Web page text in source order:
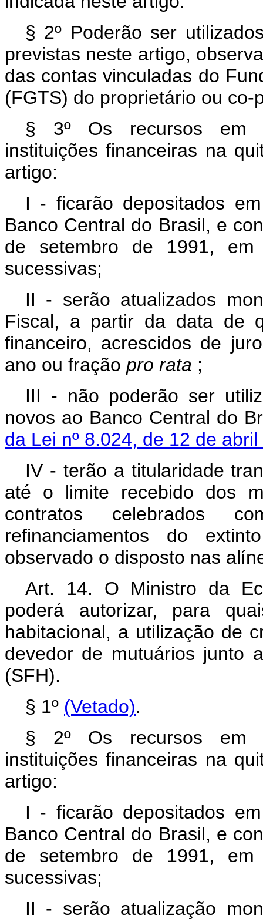
§ 2º Poderão ser
previstas neste artigo,
das contas vinculadas do
(FGTS) do proprietário ou
§ 3º Os recursos em
instituições financeiras na
artigo:
I - ficarão depositados
Banco Central do Brasil, e
de setembro de 1991,
sucessivas;
II - serão atualizados
Fiscal, a partir da data de
financeiro, acrescidos de
ano ou fração pro rata ;
III - não poderão ser
novos ao Banco Central do
da Lei nº 8.024, de 12 de
IV - terão a titularidade
até o limite recebido dos
contratos celebrados
refinanciamentos do
observado o disposto nas
Art. 14. O Ministro da
poderá autorizar, para
habitacional, a utilização de
devedor de mutuários junto
(SFH).
§ 1º (Vetado).
§ 2º Os recursos em
instituições financeiras na
artigo:
I - ficarão depositados
Banco Central do Brasil, e
de setembro de 1991,
sucessivas;
II - serão atualização